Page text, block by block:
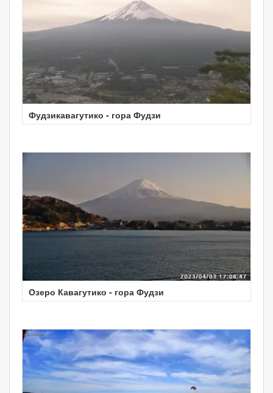
Фудзикавагутико - гора Фудзи
Озеро Кавагутико - гора Фудзи